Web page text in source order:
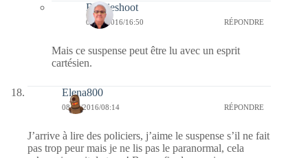
Bernieshoot
08/01/2016/16:50 RÉPONDRE
Mais ce suspense peut être lu avec un esprit
cartésien.
Elena800
08/01/2016/08:14 RÉPONDRE
J’arrive à lire des policiers, j’aime le suspense s’il ne fait
pas trop peur mais je ne lis pas le paranormal, cela